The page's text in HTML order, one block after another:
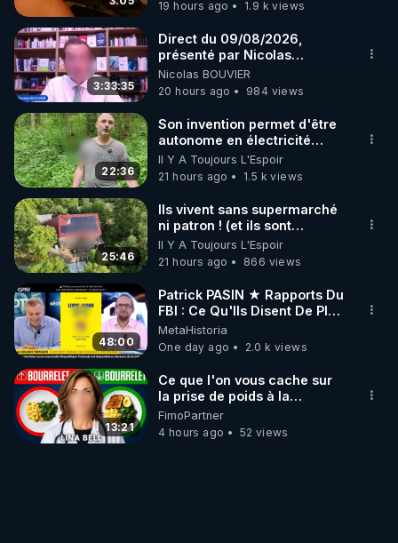
19 hours ago 1.9 k views
3:33:35
Direct du 09/08/2026,
présenté par Nicolas
BOUVIER
Nicolas BOUVIER
20 hours ago
984 views
22:36
Son invention permet d'être
autonome en électricité
avec un simple ruisseau
Il Y A Toujours L'Espoir
21 hours ago
1.5 k views
25:46
Ils vivent sans supermarché
ni patron ! (et ils sont
heureux)
Il Y A Toujours L'Espoir
21 hours ago
866 views
48:00
Patrick PASIN ★ Rapports Du
FBI : Ce Qu'Ils Disent De Plus
Grave Sur Hitler
MetaHistoria
One day ago
2.0 k views
13:21
Ce que l'on vous cache sur
la prise de poids à la
ménopause
FimoPartner
4 hours ago
52 views